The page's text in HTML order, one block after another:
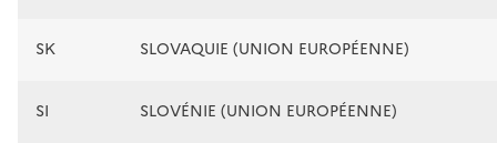
SK SLOVAQUIE (UNION EUROPÉENNE)
SI SLOVÉNIE (UNION EUROPÉENNE)